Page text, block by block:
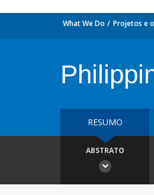
What We Do Projetos e
RESUMO
ABSTRATO